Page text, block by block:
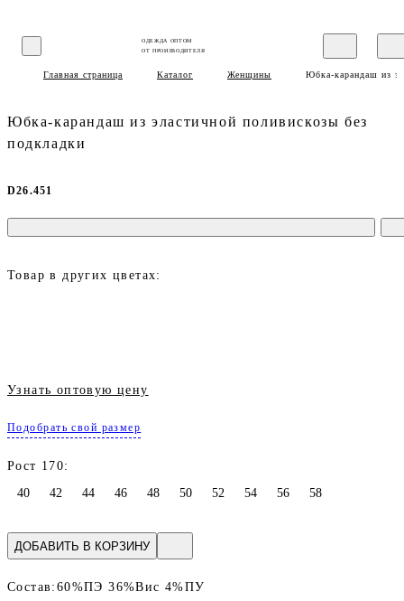
ОДЕЖДА ОПТОМ
ОТ ПРОИЗВОДИТЕЛЯ
Главная страница Каталог Женщины Юбка-карандаш из
Юбка-карандаш из эластичной поливискозы без
подкладки
D26.451
Товар в других цветах:
Узнать оптовую цену
Подобрать свой размер
Рост 170:
40
42 44 46 48 50 52 54 56 58
ДОБАВИТЬ В КОРЗИНУ
Состав: 60%ПЭ 36%Вис 4%ПУ